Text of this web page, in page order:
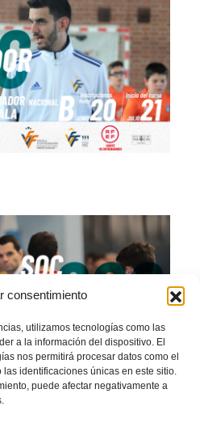
consentimiento
utilizamos tecnologías como las
a la información del dispositivo. El
nos permitirá procesar datos como el
identificaciones únicas en este sitio.
puede afectar negativamente a
l’